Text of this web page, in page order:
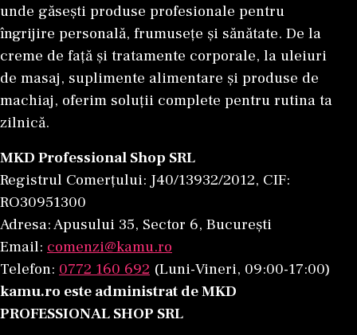
unde găsești produse profesionale pentru
îngrijire personală, frumusețe și sănătate. De la
creme de față și tratamente corporale, la uleiuri
de masaj, suplimente alimentare și produse de
machiaj, oferim soluții complete pentru rutina ta
zilnică.
MKD Professional Shop SRL
Registrul Comerțului: J40/13932/2012, CIF:
RO30951300
Adresa: Apusului 35, Sector 6, București
Email: comenzi@kamu.ro
Telefon: 0772 160 692 (Luni-Vineri, 09:00-17:00)
kamu.ro este administrat de MKD
PROFESSIONAL SHOP SRL